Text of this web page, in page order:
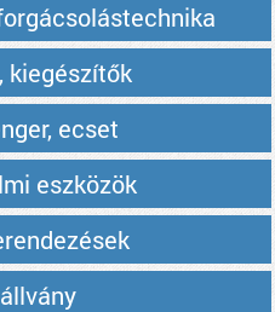
kiegészítők
ecset
eszközök